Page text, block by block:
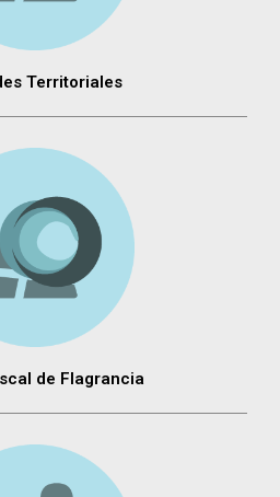
Territoriales
de Flagrancia